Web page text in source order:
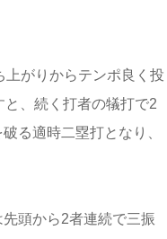
がりからテンポ良く投
、続く打者の犠打で2
る適時二塁打となり、
頭から2者連続で三振